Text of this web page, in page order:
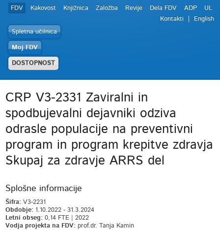
FDV Kakovost Knjižnica Založba Revije Dela FDV ADP
UL
Kontakti
English
Spletna učilnica
Moj FDV
DOSTOPNOST
CRP V3-2331 Zaviralni in
spodbujevalni dejavniki odziva
odrasle populacije na preventivni
program in program krepitve zdravja
Skupaj za zdravje ARRS del
Splošne informacije
Šifra: V3-2231
Obdobje: 1.10.2022 - 31.3.2024
Letni obseg: 0,14 FTE | 2022
Vodja projekta na FDV: prof.dr. Tanja Kamin